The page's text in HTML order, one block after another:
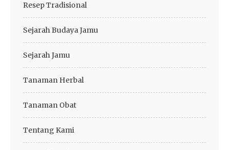
Resep Tradisional
Sejarah Budaya Jamu
Sejarah Jamu
Tanaman Herbal
Tanaman Obat
Tentang Kami